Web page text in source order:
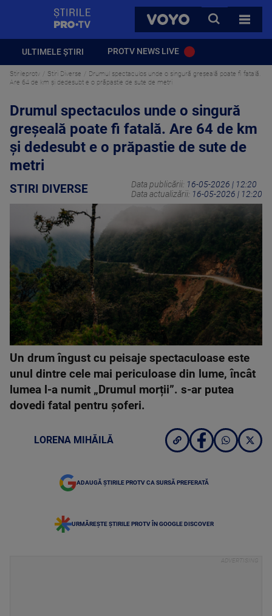
VOYO
CAUTA
TOATE
ULTIMELE ȘTIRI PROTV NEWS LIVE
Stirileprotv Stiri Diverse
Drumul spectaculos unde o singură greșeală poate fi fatală.
Are 64 de km și dedesubt e o prăpastie de sute de metri
Drumul spectaculos unde o singură
greșeală poate fi fatală. Are 64 de km
și dedesubt e o prăpastie de sute de
metri
STIRI DIVERSE Data publicării: 16-05-2026 | 12:20
Data actualizării: 16-05-2026 | 12:20
Un drum îngust cu peisaje spectaculoase este
unul dintre cele mai periculoase din lume, încât
lumea l-a numit „Drumul morții”. s-ar putea
dovedi fatal pentru șoferi.
LORENA MIHĂILĂ
ADAUGĂ ȘTIRILE PROTV CA SURSĂ PREFERATĂ
URMĂREȘTE ȘTIRILE PROTV ÎN GOOGLE DISCOVER